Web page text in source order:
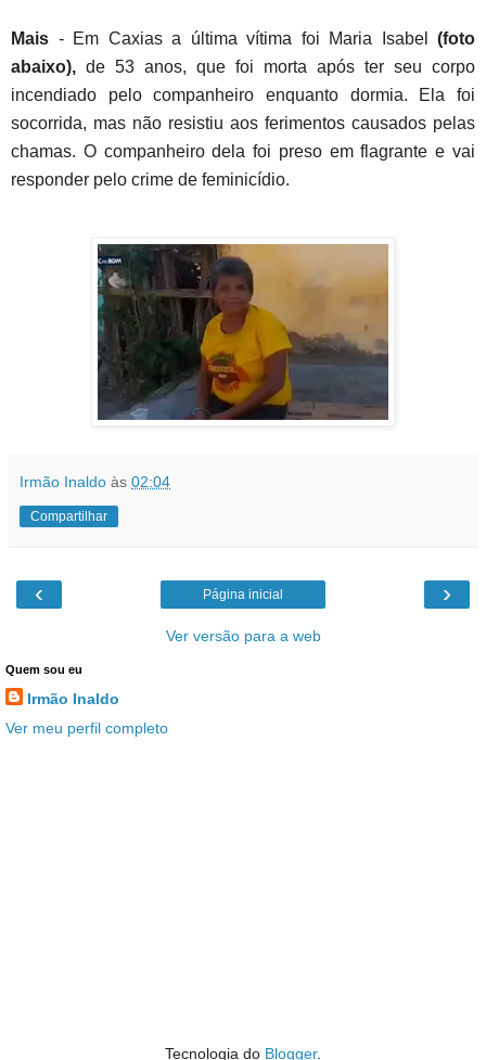
Mais - Em Caxias a última vítima foi Maria Isabel (foto
abaixo), de 53 anos, que foi morta após ter seu corpo
incendiado pelo companheiro enquanto dormia. Ela foi
socorrida, mas não resistiu aos ferimentos causados pelas
chamas. O companheiro dela foi preso em flagrante e vai
responder pelo crime de feminicídio.
Irmão Inaldo às 02:04
Compartilhar
‹ ›
Página inicial
Ver versão para a web
Quem sou eu
Irmão Inaldo
Ver meu perfil completo
Tecnologia do Blogger.